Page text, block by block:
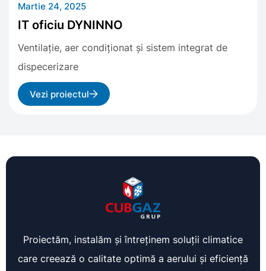
Martie 24, 2025
IT oficiu DYNINNO
Ventilație, aer condiționat și sistem integrat de
dispecerizare
Vezi proiectul
Proiectăm, instalăm și întreținem soluții climatice
care creează o calitate optimă a aerului și eficiență